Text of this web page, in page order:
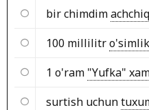
bir chimdim
100 millilitr
1 o'ram "Yufka"
surtish uchun